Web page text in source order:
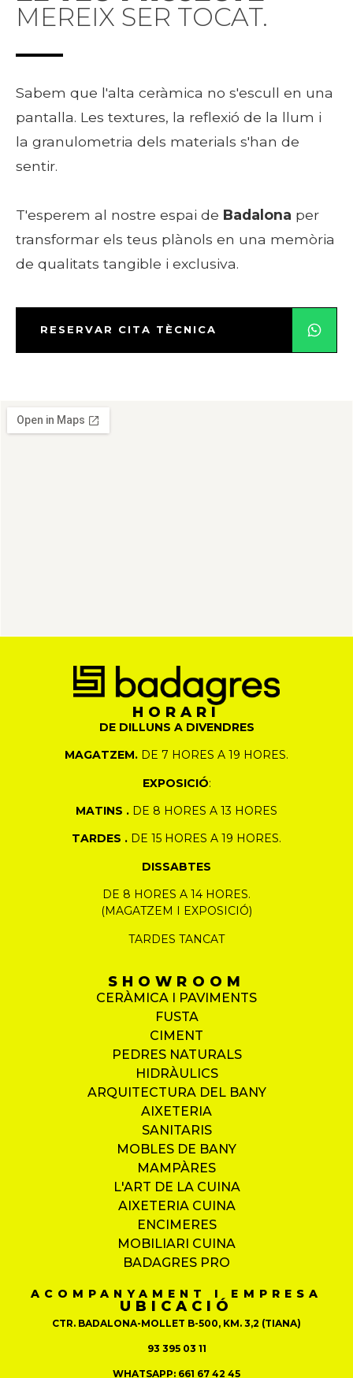
MEREIX SER TOCAT.
Sabem que l'alta ceràmica no s'escull en una
pantalla. Les textures, la reflexió de la llum i
la granulometria dels materials s'han de
sentir.
T'esperem al nostre espai de Badalona per
transformar els teus plànols en una memòria
de qualitats tangible i exclusiva.
RESERVAR CITA TÈCNICA
HORARI
DE DILLUNS A DIVENDRES
MAGATZEM. DE 7 HORES A 19 HORES.
EXPOSICIÓ:
MATINS . DE 8 HORES A 13 HORES
TARDES . DE 15 HORES A 19 HORES.
DISSABTES
DE 8 HORES A 14 HORES.
(MAGATZEM I EXPOSICIÓ)
TARDES TANCAT
SHOWROOM
CERÀMICA I PAVIMENTS
FUSTA
CIMENT
PEDRES NATURALS
HIDRÀULICS
ARQUITECTURA DEL BANY
AIXETERIA
SANITARIS
MOBLES DE BANY
MAMPÀRES
L'ART DE LA CUINA
AIXETERIA CUINA
ENCIMERES
MOBILIARI CUINA
BADAGRES PRO
ACOMPANYAMENT I EMPRESA
UBICACIÓ
CTR. BADALONA-MOLLET B-500, KM. 3,2 (TIANA)
93 395 03 11
WHATSAPP: 661 67 42 45